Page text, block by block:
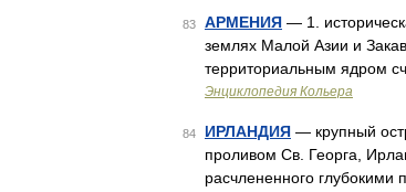
83 АРМЕНИЯ — 1.
землях Малой Азии и
территориальным ядром
Энциклопедия Кольера
84 ИРЛАНДИЯ — крупный
проливом Св. Георга,
расчлененного